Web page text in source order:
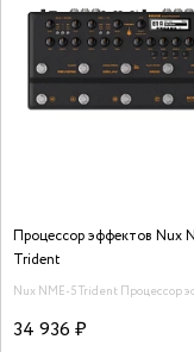
Процессор эффектов Nux
Trident
Nux NME-5 Trident Процессор
34 936 ₽